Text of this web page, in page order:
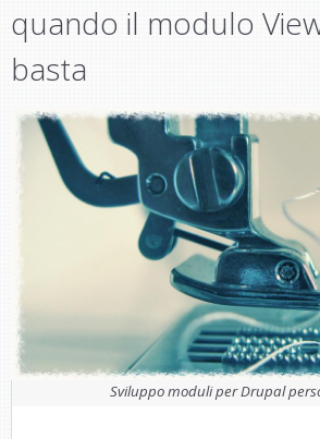
n
u
quando il modulo
basta
Sviluppo moduli per Drupal